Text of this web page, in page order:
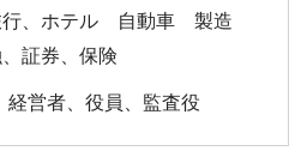
、ホテル 自動車 製造
証券、保険
営者、役員、監査役